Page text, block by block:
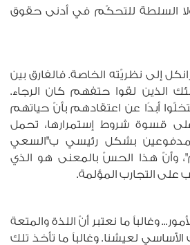
السلطة للتحكّم في أدنى حقوق
إلى نظريّته الخاصة. فالفارق بين
الذين لقوا حتفهم كان الرجاء.
أبدًا عن اعتقادهم بأنّ حياتهم
قسوة شروط إستمرارها، تحمل
مدفوعين بشكل رئيسي ب"السعي
وأنّ هذا الحسّ بالمعنى هو الذي
على التجارب المؤلمة.
وغالباً ما نعتبر أنّ اللذة والمتعة
لعيشنا. وغالباً ما تأخذ تلك